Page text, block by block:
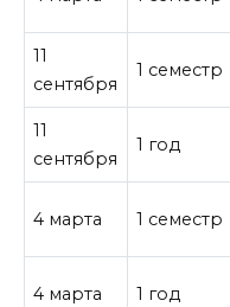
11
сентября
1 семестр
11
сентября
1 год
4 марта 1 семестр
4 марта 1 год